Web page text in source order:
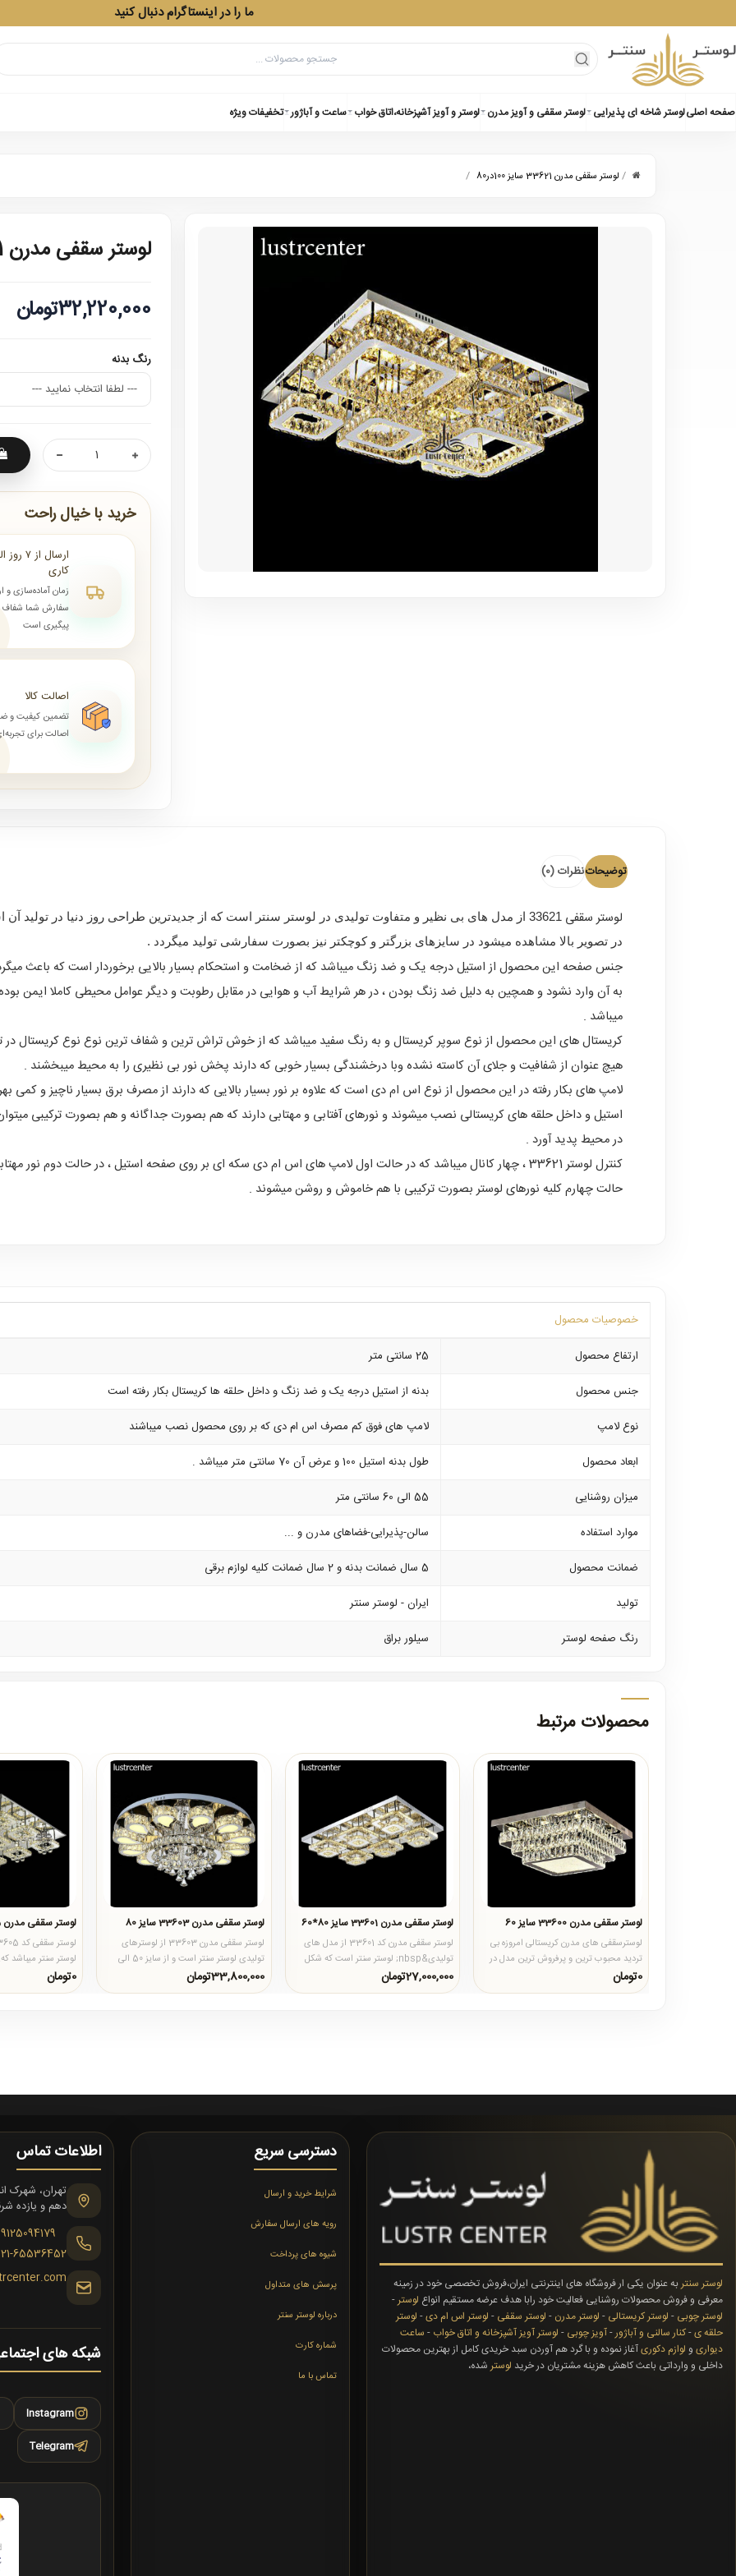
ما را در اینستاگرام دنبال کنید
صفحه اصلیلوستر شاخه ای پذیرایی لوستر سقفی و آویز مدرن لوستر و آویز آشپزخانه،اتاق خواب ساعت و آباژور تخفیفات ویژه
/ لوستر سقفی مدرن 33621 سایز 100در80 /
لوستر سقفی مدرن 33621 سایز 100در80
32,220,000تومان
رنگ بدنه
خرید با خیال راحت
کاری
زمان آماده‌سازی و
سفارش شما شفاف
پیگیری است
اصالت کالا
تضمین کیفیت و
اصالت برای
توضیحاتنظرات (0)
لوستر سقفی
در تصویر بالا مشاهده میشود در سایزهای بزرگتر و کوچکتر نیز بصورت سفارشی تولید میگردد .
جنس صفحه این محصول از استیل درجه یک و ضد زنگ میباشد که از ضخامت و استحکام بسیار بالایی برخوردار است که باعث
میباشد .
کریستال های این محصول از نوع سوپر کریستال و به رنگ سفید میباشد که از خوش تراش ترین و شفاف ترین نوع نوع کریستال در
هیچ عنوان از شفافیت و جلای آن کاسته نشده وبا درخشندگی بسیار خوبی که دارند پخش نور بی نظیری را به محیط میبخشند .
لامپ های بکار رفته در این محصول از نوع اس ام دی است که علاوه بر نور بسیار بالایی که دارند از مصرف برق بسیار ناچیز و
استیل و داخل حلقه های کریستالی نصب میشوند و نورهای آفتابی و مهتابی دارند که هم بصورت جداگانه و هم بصورت ترکیبی
در محیط پدید آورد .
کنترل لوستر 33621 ، چهار کانال میباشد که در حالت اول لامپ های اس ام دی سکه ای بر روی صفحه استیل ، در حالت دوم
حالت چهارم کلیه نورهای لوستر بصورت ترکیبی با هم خاموش و روشن میشوند .
خصوصیات محصول
ارتفاع محصول
25 سانتی متر
جنس محصول
بدنه از استیل درجه یک و ضد زنگ و داخل حلقه ها کریستال بکار رفته است
نوع لامپ
لامپ های فوق کم مصرف اس ام دی که بر روی محصول نصب میباشند
ابعاد محصول
طول بدنه استیل 100 و عرض آن 70 سانتی متر میباشد .
میزان روشنایی
55 الی 60 سانتی متر
موارد استفاده
سالن-پذیرایی-فضاهای مدرن و ...
ضمانت محصول
5 سال ضمانت بدنه و 2 سال ضمانت کلیه لوازم برقی
تولید
ایران - لوستر سنتر
رنگ صفحه لوستر
سیلور براق
محصولات مرتبط
لوستر سقفی مدرن 33600 سایز 60
لوسترسقفی های مدرن کریستالی امروزه بی
تردید محبوب ترین و پرفروش ترین مدل در
میان مدل های دیگر سقفی ه..
0تومان
لوستر سقفی مدرن 33601 سایز 80*60
لوستر سقفی مدرن کد 33601 از مدل های
تولیدی&nbsp; لوستر سنتر است که شکل
بدنه آن مستطیل بوده و از 12 م..
27,000,000تومان
لوستر سقفی مدرن 33603 سایز 80
لوستر سقفی مدرن 33603 از لوسترهای
تولیدی لوستر سنتر است و از سایز 50 الی
سایز 120 به سفارش مشتری تول..
33,800,000تومان
لوستر سقفی مدرن 33605 سایز 90
مربع و سایز آن 90 در 90..
0تومان
لوستر سنتربه عنوان یکی ار فروشگاه های اینترنتی ایران،فروش تخصصی خود در زمینه
معرفی و فروش محصولات روشنایی فعالیت خود رابا هدف عرضه مستقیم انواع لوستر-
لوستر چوبی - لوستر کریستالی - لوستر مدرن - لوستر سقفی - لوستر اس ام دی- لوستر
حلقه ی-کنار سالنی و آباژور-آویز چوبی - لوستر آویز آشپزخانه و اتاق خواب - ساعت
دیواری و لوازم دکوریآغاز نموده و با گرد هم آوردن سبد خریدی کامل از بهترین محصولات
داخلی و وارداتی باعث کاهش هزینه مشتریان در خرید لوسترشده،
دسترسی سریع
شرایط خرید و ارسال
رویه های ارسال سفارش
شیوه های پرداخت
پرسش های متداول
درباره لوستر سنتر
شماره کارت
تماس با ما
اطلاعات تماس
دهم و یازده
65536452
شبکه های
Instagram
Telegram